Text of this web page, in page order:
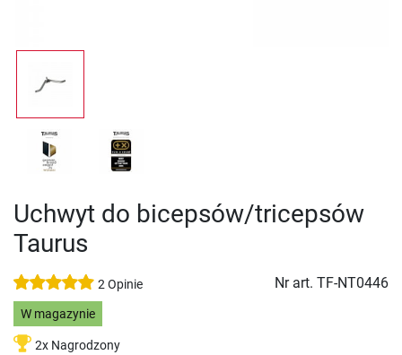
Uchwyt do bicepsów/tricepsów
Taurus
2 Opinie Nr art. TF-NT0446
W magazynie
2x Nagrodzony